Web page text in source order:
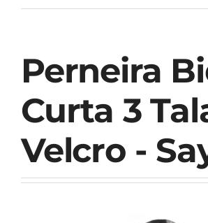
Perneira
Curta 3
Velcro -